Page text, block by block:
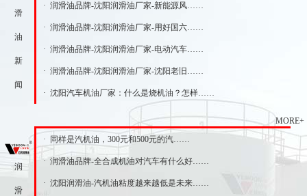
滑
油
新
闻
· 润滑油品牌-沈阳润滑油厂家-新能源风……
· 润滑油品牌-沈阳润滑油厂家-用好国六……
· 润滑油品牌-沈阳润滑油厂家-电动汽车……
· 润滑油品牌-沈阳润滑油厂家-沈阳老旧……
· 沈阳汽车机油厂家：什么是烧机油？怎样……
MORE+
润
滑
· 同样是汽机油，300元和500元的汽……
· 润滑油品牌-全合成机油对汽车有什么好……
· 沈阳润滑油-汽机油粘度越来越低是未来……